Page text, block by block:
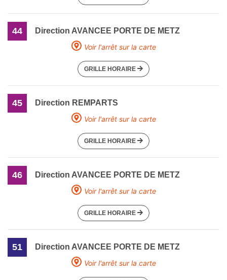
44
Direction AVANCEE PORTE DE METZ
Voir l'arrêt sur la carte
GRILLE HORAIRE
45
Direction REMPARTS
Voir l'arrêt sur la carte
GRILLE HORAIRE
46
Direction AVANCEE PORTE DE METZ
Voir l'arrêt sur la carte
GRILLE HORAIRE
51
Direction AVANCEE PORTE DE METZ
Voir l'arrêt sur la carte